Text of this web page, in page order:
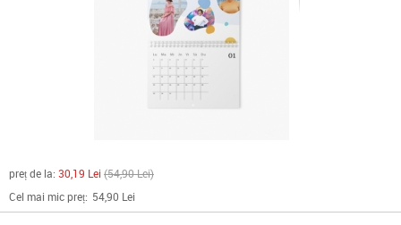
preț de la: 30,19 Lei 54,90 Lei
Cel mai mic preț: 54,90 Lei